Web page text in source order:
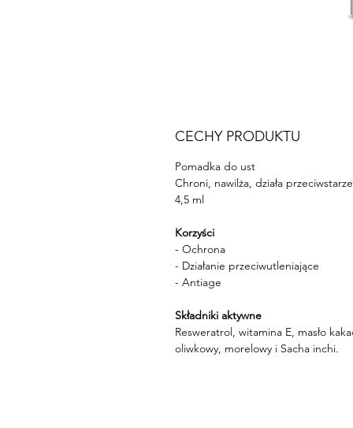
CECHY PRODUKTU
Pomadka do ust
Chroni, nawilża, działa
4,5 ml
Korzyści
- Ochrona
- Działanie przeciwutleniające
- Antiage
Składniki aktywne
Resweratrol, witamina E, masło
oliwkowy, morelowy i Sacha inchi.